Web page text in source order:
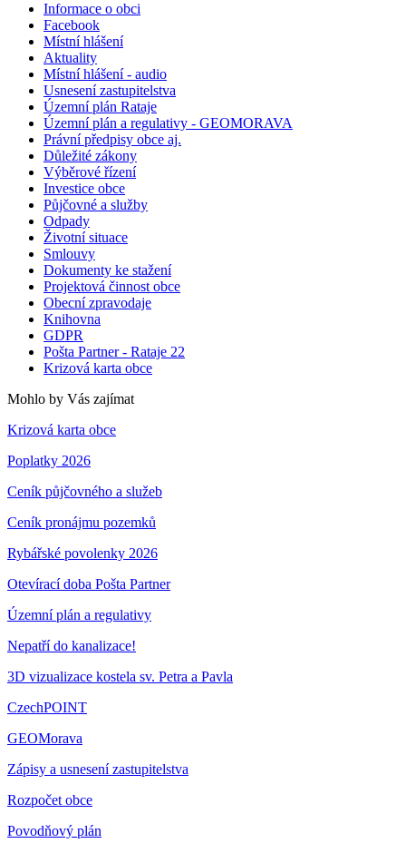
Informace o obci
Facebook
Místní hlášení
Aktuality
Místní hlášení - audio
Usnesení zastupitelstva
Územní plán Rataje
Územní plán a regulativy - GEOMORAVA
Právní předpisy obce aj.
Důležité zákony
Výběrové řízení
Investice obce
Půjčovné a služby
Odpady
Životní situace
Smlouvy
Dokumenty ke stažení
Projektová činnost obce
Obecní zpravodaje
Knihovna
GDPR
Pošta Partner - Rataje 22
Krizová karta obce
Mohlo by Vás zajímat
Krizová karta obce
Poplatky 2026
Ceník půjčovného a služeb
Ceník pronájmu pozemků
Rybářské povolenky 2026
Otevírací doba Pošta Partner
Územní plán a regulativy
Nepatří do kanalizace!
3D vizualizace kostela sv. Petra a Pavla
CzechPOINT
GEOMorava
Zápisy a usnesení zastupitelstva
Rozpočet obce
Povodňový plán